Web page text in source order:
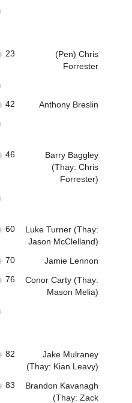
(Pen) Chris
Forrester
23
Anthony Breslin
42
Barry Baggley
(Thay: Chris
Forrester)
46
Luke Turner (Thay:
Jason McClelland)
60
Jamie Lennon
70
Conor Carty (Thay:
Mason Melia)
76
Jake Mulraney
(Thay: Kian Leavy)
82
Brandon Kavanagh
(Thay: Zack
83